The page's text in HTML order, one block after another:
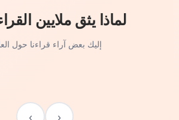
لماذا يثق ملايين
إليك بعض آراء قراءنا حول
‹
›